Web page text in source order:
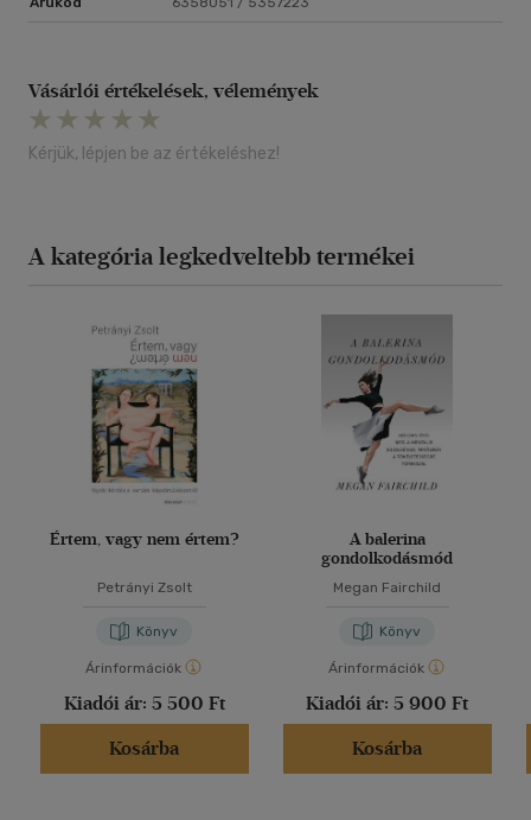
Vásárlói értékelések, vélemények
Kérjük, lépjen be az értékeléshez!
A kategória legkedveltebb termékei
Értem, vagy nem értem?
Petrányi Zsolt
Könyv
Árinformációk
Kiadói ár: 5 500 Ft
Kosárba
A balerina
gondolkodásmód
Megan Fairchild
Könyv
Árinformációk
Kiadói ár: 5 900 Ft
Kosárba